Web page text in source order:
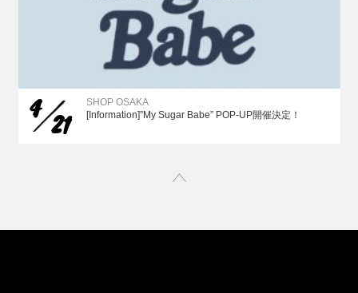
4 21
SHOP OSAKA
[Information]”My Sugar Babe” POP-UP開催決定！